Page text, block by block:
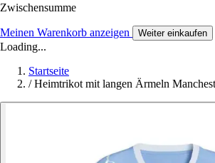
Zwischensumme
Meinen Warenkorb anzeigen Weiter einkaufen
Loading...
Startseite
/ Heimtrikot mit langen Ärmeln